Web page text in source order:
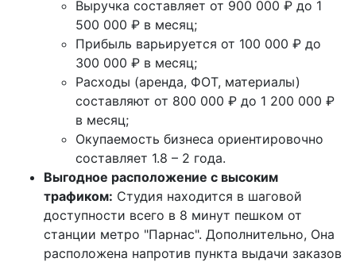
Выручка составляет от 900 000 ₽ до 1
500 000 ₽ в месяц;
Прибыль варьируется от 100 000 ₽ до
300 000 ₽ в месяц;
Расходы (аренда, ФОТ, материалы)
составляют от 800 000 ₽ до 1 200 000 ₽
в месяц;
Окупаемость бизнеса ориентировочно
составляет 1.8 – 2 года.
Выгодное расположение с высоким
трафиком: Студия находится в шаговой
доступности всего в 8 минут пешком от
станции метро "Парнас". Дополнительно, Она
расположена напротив пункта выдачи заказов